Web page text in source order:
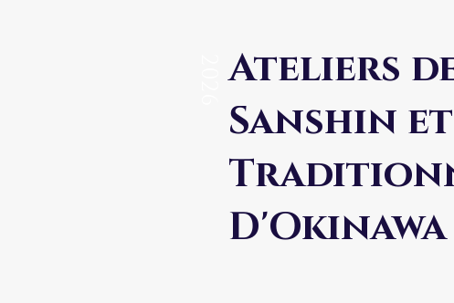
Ateliers
Sanshin
D'Okinawa